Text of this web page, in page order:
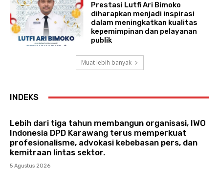
Prestasi Lutfi Ari Bimoko
diharapkan menjadi inspirasi
dalam meningkatkan kualitas
kepemimpinan dan pelayanan
publik
Muat lebih banyak
INDEKS
Lebih dari tiga tahun membangun organisasi, IWO
Indonesia DPD Karawang terus memperkuat
profesionalisme, advokasi kebebasan pers, dan
kemitraan lintas sektor.
5 Agustus 2026